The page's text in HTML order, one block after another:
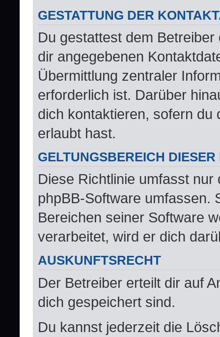
GESTATTUNG DER
Du gestattest dem
dir angegebenen
Übermittlung zentraler
erforderlich ist. Darüber
dich kontaktieren, sofern du
erlaubt hast.
GELTUNGSBEREICH
Diese Richtlinie umfasst
phpBB-Software umfassen.
Bereichen seiner Software
verarbeitet, wird er dich
AUSKUNFTSRECHT
Der Betreiber erteilt dir auf
dich gespeichert sind.
Du kannst jederzeit die